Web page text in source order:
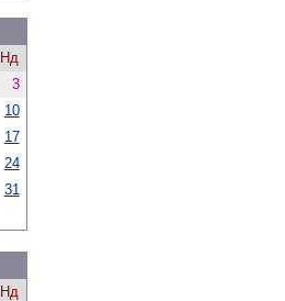
Нд
3
10
17
24
31
Нд